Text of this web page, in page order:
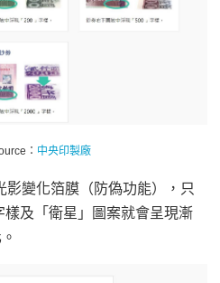
： 中央印製廠
影變化箔膜（防偽功能），只
及「衛星」圖案就會呈現漸